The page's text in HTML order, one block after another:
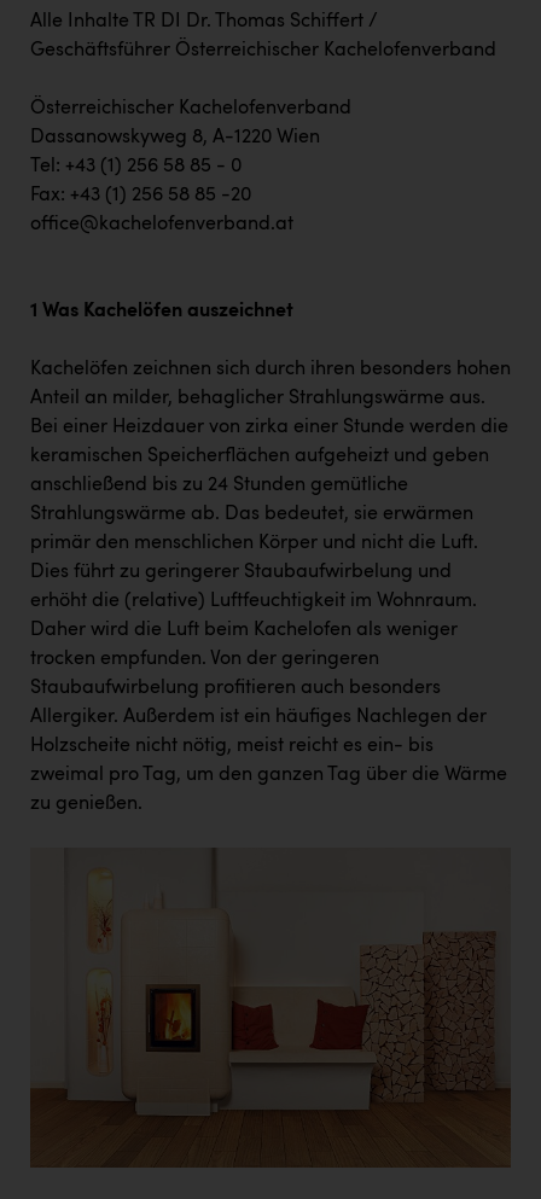
Alle Inhalte TR DI Dr. Thomas Schiffert /
Geschäftsführer Österreichischer Kachelofenverband
Österreichischer Kachelofenverband
Dassanowskyweg 8, A-1220 Wien
Tel: +43 (1) 256 58 85 - 0
Fax: +43 (1) 256 58 85 -20
office@kachelofenverband.at
1 Was Kachelöfen auszeichnet
Kachelöfen zeichnen sich durch ihren besonders hohen
Anteil an milder, behaglicher Strahlungswärme aus.
Bei einer Heizdauer von zirka einer Stunde werden die
keramischen Speicherflächen aufgeheizt und geben
anschließend bis zu 24 Stunden gemütliche
Strahlungswärme ab. Das bedeutet, sie erwärmen
primär den menschlichen Körper und nicht die Luft.
Dies führt zu geringerer Staubaufwirbelung und
erhöht die (relative) Luftfeuchtigkeit im Wohnraum.
Daher wird die Luft beim Kachelofen als weniger
trocken empfunden. Von der geringeren
Staubaufwirbelung profitieren auch besonders
Allergiker. Außerdem ist ein häufiges Nachlegen der
Holzscheite nicht nötig, meist reicht es ein- bis
zweimal pro Tag, um den ganzen Tag über die Wärme
zu genießen.